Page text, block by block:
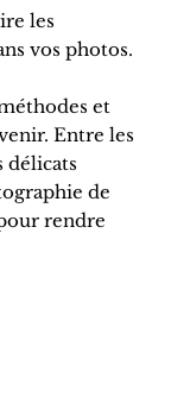
les
vos photos.
et
Entre les
délicats
de
rendre